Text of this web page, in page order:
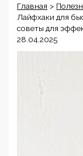
Главная
Лайфхаки для
советы для
28.04.2025